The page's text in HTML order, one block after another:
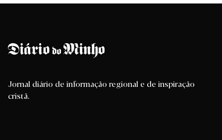
Jornal diário de informação regional e de inspiração
cristã.